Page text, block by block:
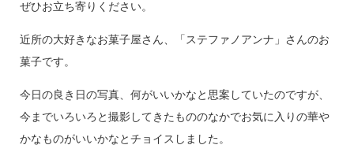
ぜひお立ち寄りください。
近所の大好きなお菓子屋さん、「ステファノアンナ」さんのお
菓子です。
今日の良き日の写真、何がいいかなと思案していたのですが、
今までいろいろと撮影してきたもののなかでお気に入りの華や
かなものがいいかなとチョイスしました。